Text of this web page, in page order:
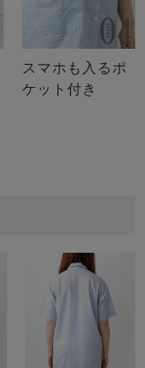
スマホも入るポ
ケット付き